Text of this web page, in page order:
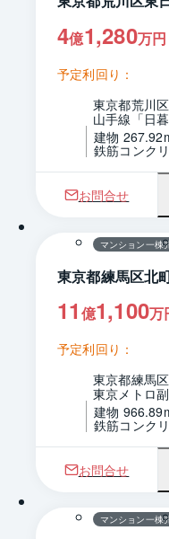
4億1,280万円
予定利回り：
東京都荒川
山手線「日
建物
鉄筋コンク
お問合せ
マンション一棟
東京都練馬区北
11 億1,100万
予定利回り：
東京都練馬
東京メトロ
建物
鉄筋コンク
お問合せ
マンション一棟